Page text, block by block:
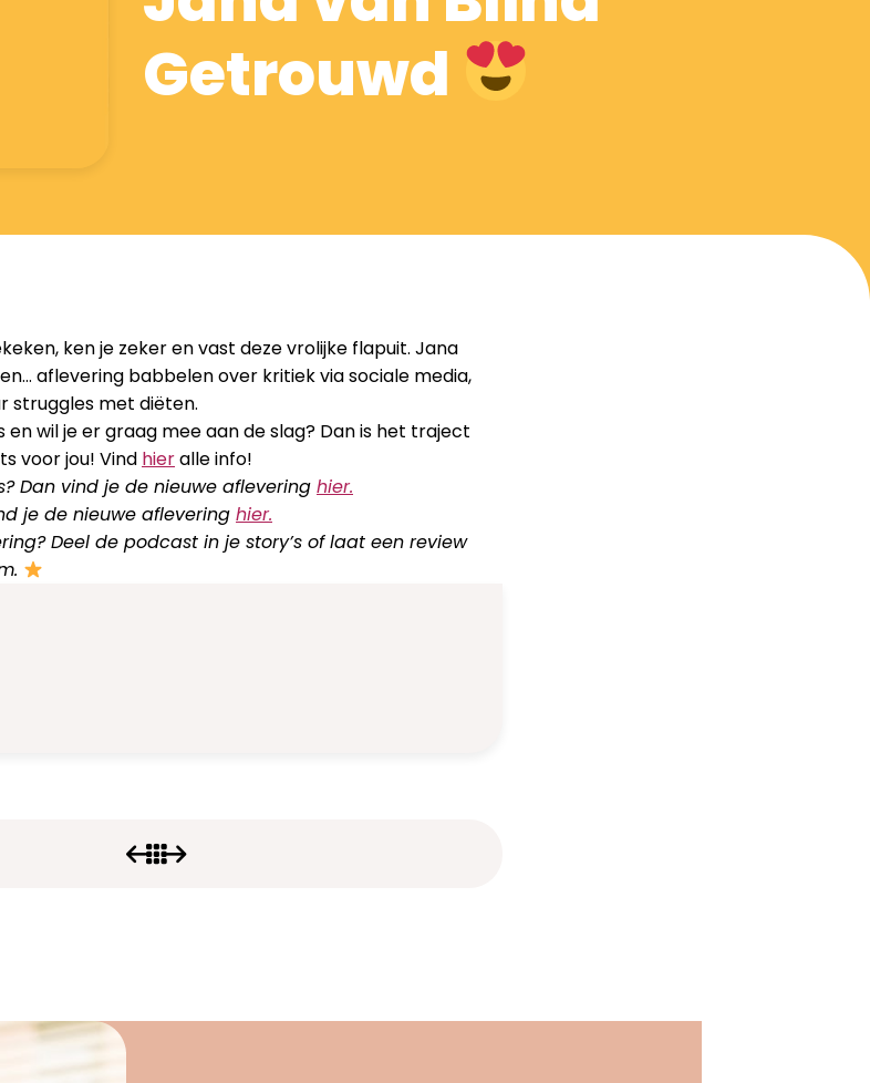
Getrouwd
ken je zeker en vast deze vrolijke flapuit. Jana
aflevering babbelen over kritiek via sociale media,
struggles met diëten.
en wil je er graag mee aan de slag? Dan is het traject
voor jou! Vind hieralle info!
Dan vind je de nieuwe aflevering hier.
je de nieuwe aflevering hier.
Deel de podcast in je story’s of laat een review